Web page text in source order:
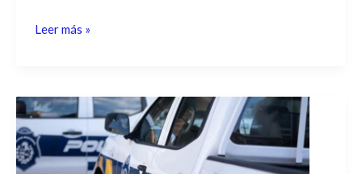
Leer más »
San
José
de
Mayo: